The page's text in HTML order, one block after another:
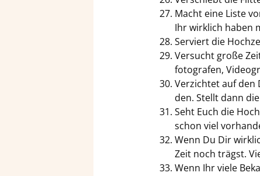
Macht eine Liste
Ihr wirk­lich haben
Ser­viert die
Ver­sucht große
fo­to­gra­fen,
Ver­zich­tet auf den
den. Stellt dann
Seht Euch die
schon viel
Wenn Du Dir
Zeit noch trägst.
Wenn Ihr viele